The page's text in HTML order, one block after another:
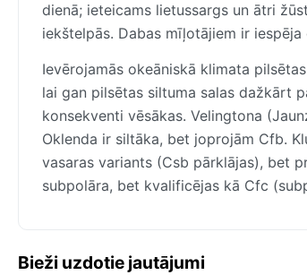
dienā; ieteicams lietussargs un ātri
iekštelpās. Dabas mīļotājiem ir
Ievērojamās okeāniskā klimata
lai gan pilsētas siltuma salas dažkārt
konsekventi vēsākas. Velingtona
Oklenda ir siltāka, bet joprojām Cfb.
vasaras variants (Csb pārklājas), bet
subpolāra, bet kvalificējas kā Cfc
Bieži uzdotie jautājumi